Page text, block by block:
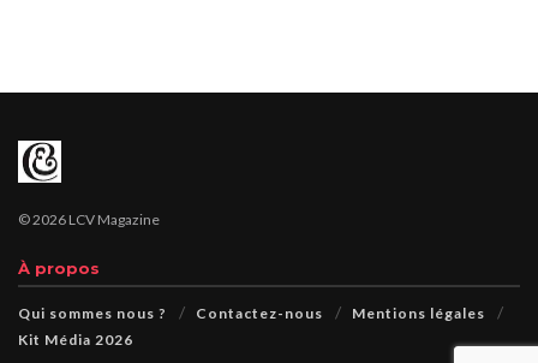
© 2026 LCV Magazine
À propos
Qui sommes nous ? Contactez-nous
Mentions légales
Kit Média 2026